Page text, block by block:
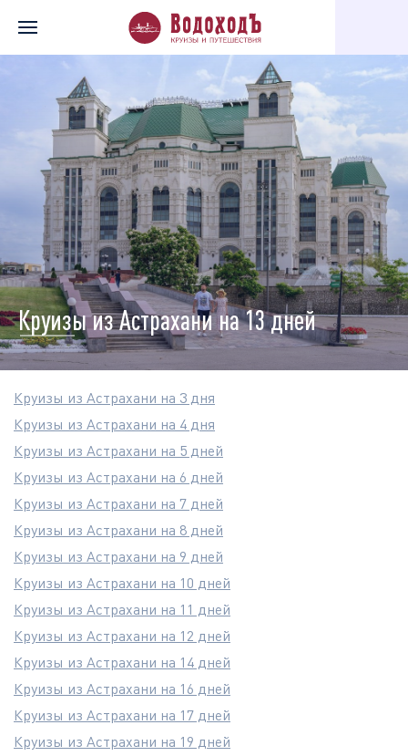
Главная Перечень всех доступных круизов
Круизы из Астрахани на 13 дней
Круизы из Астрахани на 3 дня
Круизы из Астрахани на 4 дня
Круизы из Астрахани на 5 дней
Круизы из Астрахани на 6 дней
Круизы из Астрахани на 7 дней
Круизы из Астрахани на 8 дней
Круизы из Астрахани на 9 дней
Круизы из Астрахани на 10 дней
Круизы из Астрахани на 11 дней
Круизы из Астрахани на 12 дней
Круизы из Астрахани на 14 дней
Круизы из Астрахани на 16 дней
Круизы из Астрахани на 17 дней
Круизы из Астрахани на 19 дней